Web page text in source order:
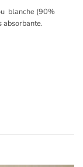
blanche (90%
absorbante.